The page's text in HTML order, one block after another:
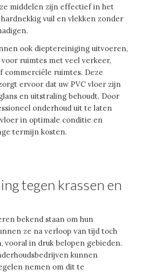
middelen zijn effectief in het
vuil en vlekken zonder
ook dieptereiniging uitvoeren,
ruimtes met veel verkeer,
commerciële ruimtes. Deze
ervoor dat uw PVC vloer zijn
en uitstraling behoudt. Door
onderhoud uit te laten
in optimale conditie en
termijn kosten.
tegen krassen en
bekend staan om hun
ze na verloop van tijd toch
vooral in druk belopen gebieden.
kunnen
nemen om dit te